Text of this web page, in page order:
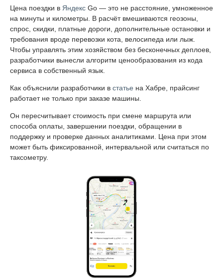
Цена поездки в Яндекс Go — это не расстояние, умноженное
на минуты и километры. В расчёт вмешиваются геозоны,
спрос, скидки, платные дороги, дополнительные остановки и
требования вроде перевозки кота, велосипеда или лыж.
Чтобы управлять этим хозяйством без бесконечных деплоев,
разработчики вынесли алгоритм ценообразования из кода
сервиса в собственный язык.
Как объяснили разработчики в статье на Хабре, прайсинг
работает не только при заказе машины.
Он пересчитывает стоимость при смене маршрута или
способа оплаты, завершении поездки, обращении в
поддержку и проверке данных аналитиками. Цена при этом
может быть фиксированной, интервальной или считаться по
таксометру.